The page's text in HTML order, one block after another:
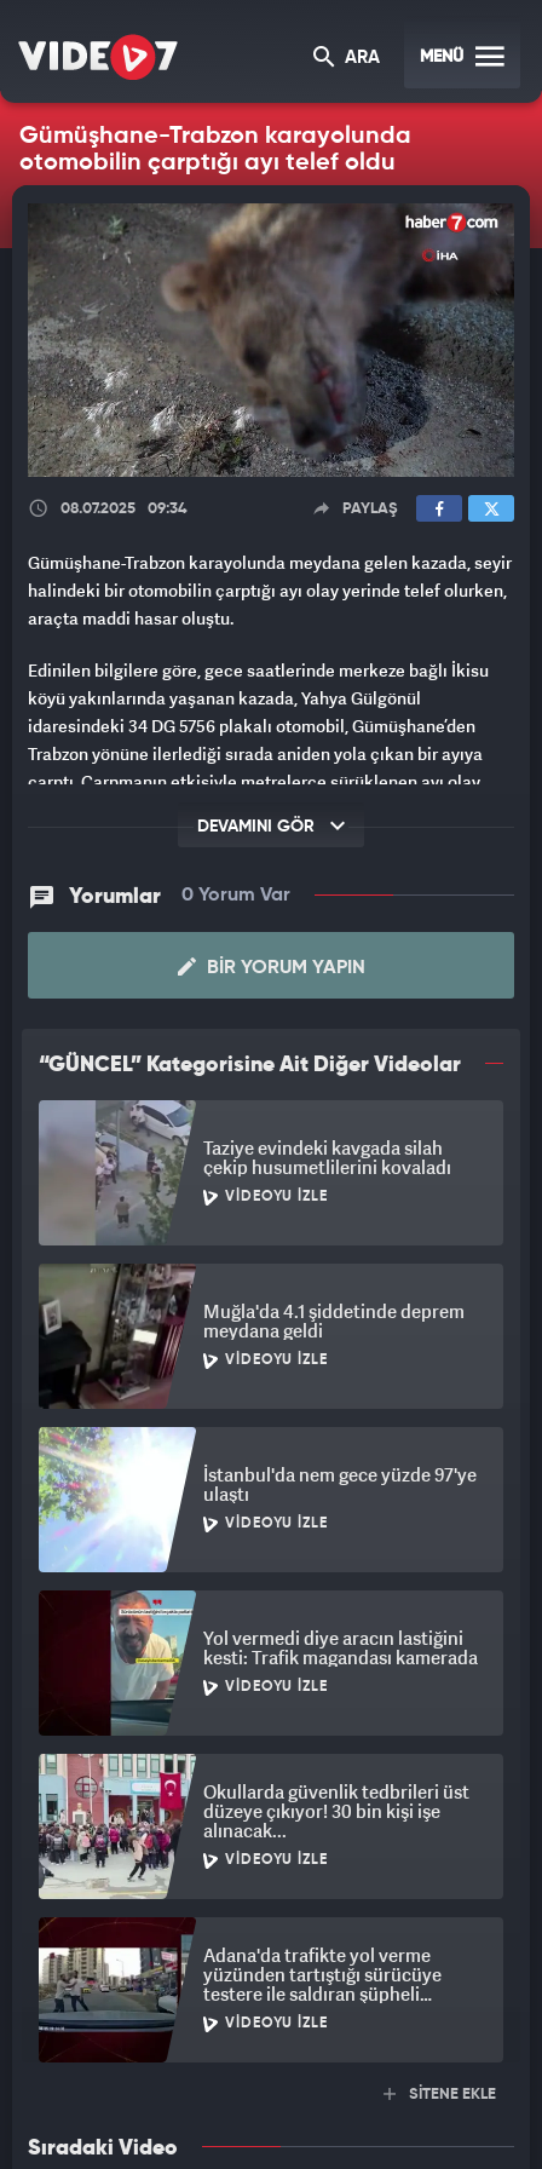
ARA MENÜ
Gümüşhane-Trabzon karayolunda
otomobilin çarptığı ayı telef oldu
08.07.2025 09:34 PAYLAŞ
Gümüşhane-Trabzon karayolunda meydana gelen kazada, seyir
halindeki bir otomobilin çarptığı ayı olay yerinde telef olurken,
araçta maddi hasar oluştu.
Edinilen bilgilere göre, gece saatlerinde merkeze bağlı İkisu
köyü yakınlarında yaşanan kazada, Yahya Gülgönül
idaresindeki 34 DG 5756 plakalı otomobil, Gümüşhane’den
Trabzon yönüne ilerlediği sırada aniden yola çıkan bir ayıya
çarptı. Çarpmanın etkisiyle metrelerce sürüklenen ayı olay
yara almadan kurtulurken, araçta maddi hasar meydana geldi.
İhbar üzerine olay yerine polis, jandarma ve Doğa Koruma ve
Ekiplerin yaptığı incelemenin ardından telef olan ayı yoldan
DEVAMINI GÖR
Yorumlar 0 Yorum Var
BIR YORUM YAPIN
“GÜNCEL” Kategorisine Ait Diğer Videolar
Taziye evindeki kavgada silah
çekip husumetlilerini kovaladı
VIDEOYU İZLE
Muğla'da 4.1 şiddetinde deprem
meydana geldi
VIDEOYU İZLE
İstanbul'da nem gece yüzde 97'ye
ulaştı
VIDEOYU İZLE
Yol vermedi diye aracın lastiğini
kesti: Trafik magandası kamerada
VIDEOYU İZLE
Okullarda güvenlik tedbrileri üst
düzeye çıkıyor! 30 bin kişi işe
alınacak...
VIDEOYU İZLE
Adana'da trafikte yol verme
yüzünden tartıştığı sürücüye
testere ile saldıran şüpheli
tutuklandı
VIDEOYU İZLE
SİTENE EKLE
Sıradaki Video